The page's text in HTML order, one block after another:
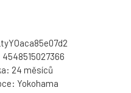
4548515027366
24 měsíců
Yokohama